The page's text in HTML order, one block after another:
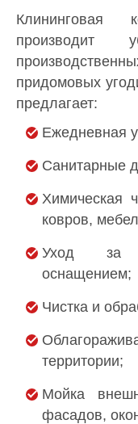
Клининговая
производит
придомовых
предлагает:
Ежедневная
Санитарные
Химическая
ковров,
Уход за
оснащением;
Чистка и
территории;
Мойка
фасадов,